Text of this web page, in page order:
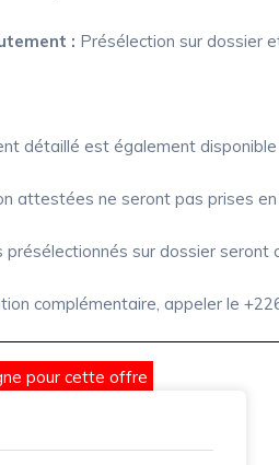
: Présélection sur dossier
détaillé est également
attestées ne seront pas prises
présélectionnés sur dossier seront
complémentaire, appeler le
pour cette offre